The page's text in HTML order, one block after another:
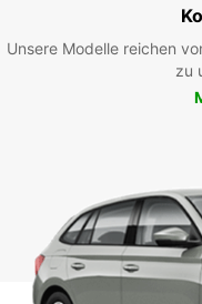
Unsere Modelle reichen
zu